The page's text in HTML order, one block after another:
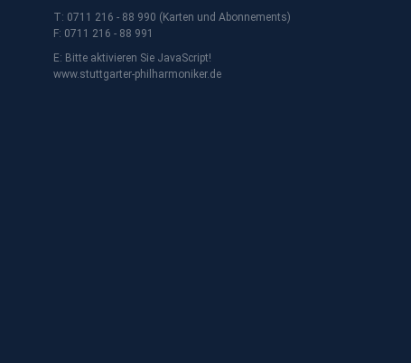
T: 0711 216 - 88 990 (Karten und Abonnements)
F: 0711 216 - 88 991
E: Bitte aktivieren Sie JavaScript!
www.stuttgarter-philharmoniker.de